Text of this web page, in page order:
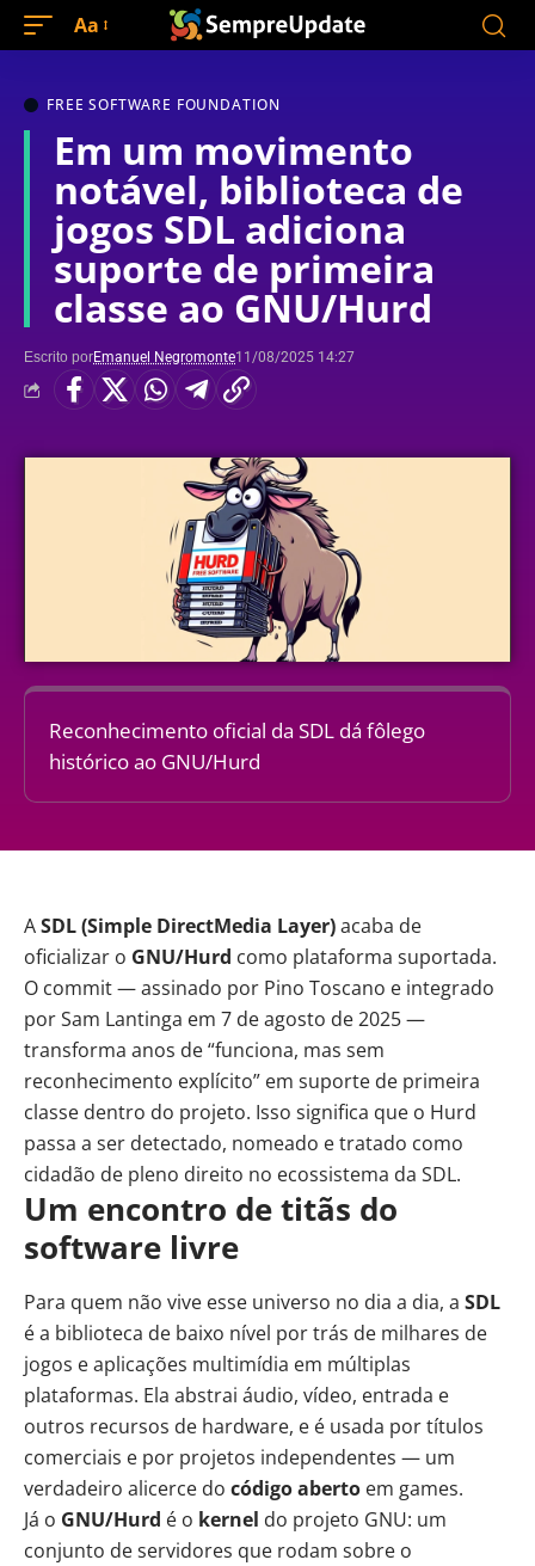
Aa
FREE SOFTWARE FOUNDATION
Em um movimento
notável, biblioteca de
jogos SDL adiciona
suporte de primeira
classe ao GNU/Hurd
Escrito porEmanuel Negromonte11/08/2025 14:27
Reconhecimento oficial da SDL dá fôlego
histórico ao GNU/Hurd
ASDL (Simple DirectMedia Layer)acaba de
oficializar o GNU/Hurd como plataforma suportada.
O commit— assinado por Pino Toscano e integrado
por Sam Lantinga em 7 de agosto de 2025 —
transforma anos de “funciona, mas sem
reconhecimento explícito” em suporte de primeira
classe dentro do projeto. Isso significa que o Hurd
passa a ser detectado, nomeado e tratado como
cidadão de pleno direito no ecossistema da SDL.
Um encontro de titãs do
software livre
Para quem não vive esse universo no dia a dia, a SDL
é a biblioteca de baixo nível por trás de milhares de
jogos e aplicações multimídia em múltiplas
plataformas. Ela abstrai áudio, vídeo, entrada e
outros recursos de hardware, e é usada por títulos
comerciais e por projetos independentes — um
verdadeiro alicerce do código aberto em games.
Já o GNU/Hurd é o kernel do projeto GNU: um
conjunto de servidores que rodam sobre o